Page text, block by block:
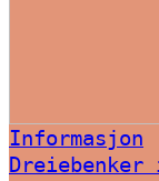
Informasjon